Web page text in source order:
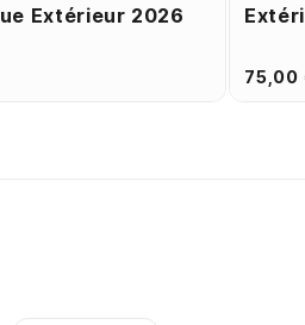
Extérieur 2026
75,00